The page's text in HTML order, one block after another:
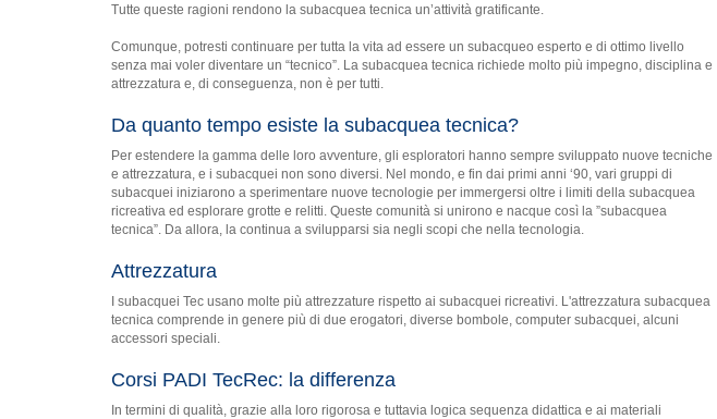
Tutte queste ragioni rendono la subacquea tecnica un’attività gratificante.
Comunque, potresti continuare per tutta la vita ad essere un subacqueo esperto e di ottimo livello
senza mai voler diventare un “tecnico”. La subacquea tecnica richiede molto più impegno, disciplina e
attrezzatura e, di conseguenza, non è per tutti.
Da quanto tempo esiste la subacquea tecnica?
Per estendere la gamma delle loro avventure, gli esploratori hanno sempre sviluppato nuove tecniche
e attrezzatura, e i subacquei non sono diversi. Nel mondo, e fin dai primi anni ‘90, vari gruppi di
subacquei iniziarono a sperimentare nuove tecnologie per immergersi oltre i limiti della subacquea
ricreativa ed esplorare grotte e relitti. Queste comunità si unirono e nacque così la ”subacquea
tecnica”. Da allora, la continua a svilupparsi sia negli scopi che nella tecnologia.
Attrezzatura
I subacquei Tec usano molte più attrezzature rispetto ai subacquei ricreativi. L'attrezzatura subacquea
tecnica comprende in genere più di due erogatori, diverse bombole, computer subacquei, alcuni
accessori speciali.
Corsi PADI TecRec: la differenza
In termini di qualità, grazie alla loro rigorosa e tuttavia logica sequenza didattica e ai materiali